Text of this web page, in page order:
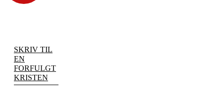
SKRIV TIL
EN
FORFULGT
KRISTEN